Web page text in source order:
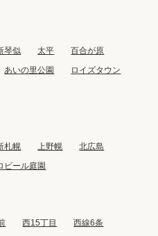
琴似 太平
百合が原
あいの里公園
ロイズタウン
札幌 上野幌
北広島
ビール庭園
西15丁目
西線6条